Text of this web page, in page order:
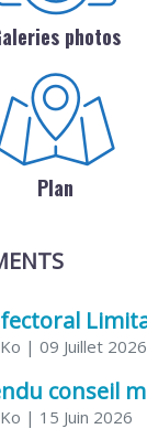
photos
Plan
| 09 Juillet 2026
| 15 Juin 2026